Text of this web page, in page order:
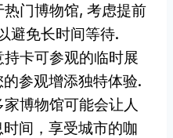
热门博物馆, 考虑提前
避免长时间等待.
持卡可参观的临时展
参观增添独特体验.
博物馆可能会让人
间，享受城市的咖